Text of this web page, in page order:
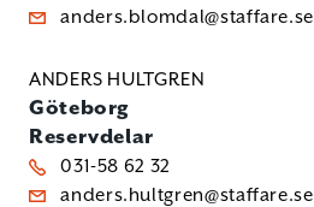
anders.blomdal@staffare.se
ANDERS HULTGREN
Göteborg
Reservdelar
031-58 62 32
anders.hultgren@staffare.se